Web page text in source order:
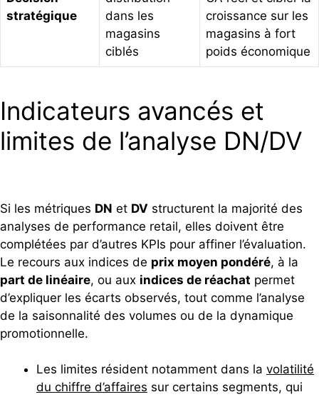
stratégique
dans les
magasins
ciblés
croissance sur les
magasins à fort
poids économique
Indicateurs avancés et
limites de l’analyse DN/DV
Si les métriques DN et DV structurent la majorité des
analyses de performance retail, elles doivent être
complétées par d’autres KPIs pour affiner l’évaluation.
Le recours aux indices de prix moyen pondéré, à la
part de linéaire, ou aux indices de réachat permet
d’expliquer les écarts observés, tout comme l’analyse
de la saisonnalité des volumes ou de la dynamique
promotionnelle.
Les limites résident notamment dans la volatilité
du chiffre d’affaires sur certains segments, qui